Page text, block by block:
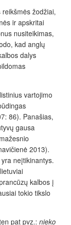
žodžiai,
ir apskritai
nusiteikimas,
kad anglų
dalys
vartojimo
86). Panašias,
gausa
2013).
neįtikinantys.
kalbos į
tokio tikslo
pat pvz.: nieko